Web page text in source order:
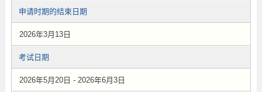
申请时期的结束日期
2026年3月13日
考试日期
2026年5月20日 - 2026年6月3日